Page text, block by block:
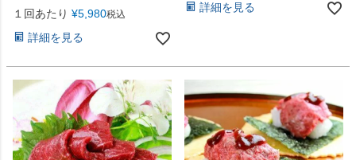
１回あたり ¥5,980税込
詳細を見る
詳細を見る